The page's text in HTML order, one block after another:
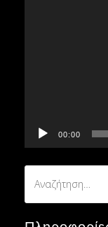
00:00
για: